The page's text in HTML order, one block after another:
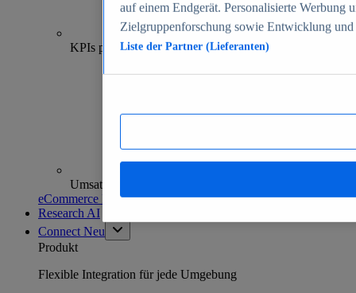
70+
KPIs pro Shop
Umsatzanalysen und -prognosen
eCommerce Insights entdecken
Research AI
Connect Neu
Produkt
Flexible Integration für jede Umgebung
auf einem Endgerät. Personalisierte Werbung
Zielgruppenforschung sowie Entwicklung
Liste der Partner (Lieferanten)